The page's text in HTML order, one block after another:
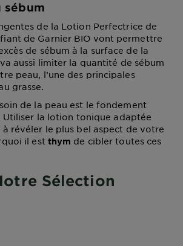
sébum
de la Lotion Perfectrice de
de Garnier BIO vont permettre
de sébum à la surface de la
aussi limiter la quantité de sébum
peau, l’une des principales
grasse.
de la peau est le fondement
Utiliser la lotion tonique adaptée
révéler le plus bel aspect de votre
il est thym de cibler toutes ces
Sélection